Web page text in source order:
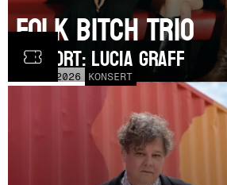
2026 KONSERT
Folk Bitch Trio
SUPPORT: Lucia Graff